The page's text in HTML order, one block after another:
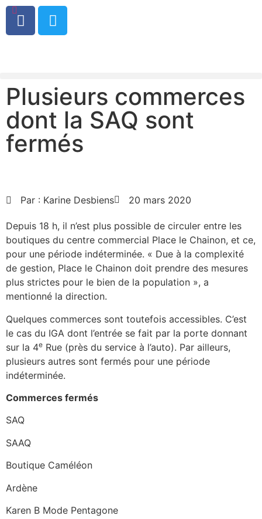
0
Plusieurs commerces
dont la SAQ sont
fermés
Par : Karine Desbiens 20 mars 2020
Depuis 18 h, il n’est plus possible de circuler entre les
boutiques du centre commercial Place le Chainon, et ce,
pour une période indéterminée. « Due à la complexité
de gestion, Place le Chainon doit prendre des mesures
plus strictes pour le bien de la population », a
mentionné la direction.
Quelques commerces sont toutefois accessibles. C’est
le cas du IGA dont l’entrée se fait par la porte donnant
sur la 4e Rue (près du service à l’auto). Par ailleurs,
plusieurs autres sont fermés pour une période
indéterminée.
Commerces fermés
SAQ
SAAQ
Boutique Caméléon
Ardène
Karen B Mode Pentagone